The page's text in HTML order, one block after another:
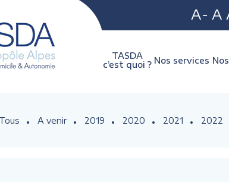
A- A
TASDA
c’est quoi ? Nos services
Tous A venir 2019 2020 2021 2022